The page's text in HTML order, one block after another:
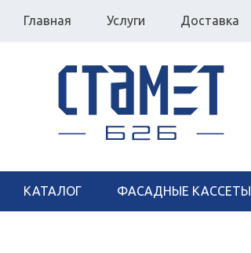
Главная Услуги Доставка
КАТАЛОГ ФАСАДНЫЕ КАССЕТЫ